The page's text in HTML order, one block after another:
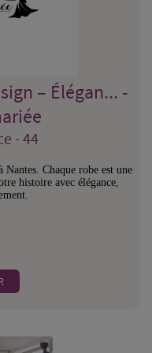
– Élégan... -
- 44
Nantes. Chaque robe est une
histoire avec élégance,